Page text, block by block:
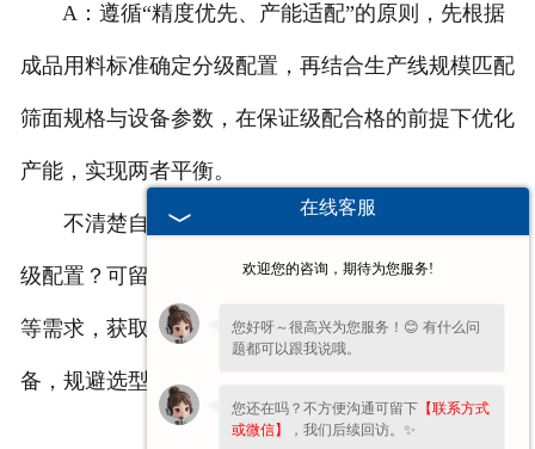
A：遵循“精度优先、产能适配”的原则，先根据
成品用料标准确定分级配置，再结合生产线规模匹配
筛面规格与设备参数，在保证级配合格的前提下优化
产能，实现两者平衡。
不清楚自身工况如何匹配砂石振动筛的产能与分
级配置？可留言告知物料类型、小时产量、成品规格
等需求，获取选型方案与工况适配指导，精准匹配设
备，规避选型误区，稳定生产线运行效益。
在线客服
欢迎您的咨询，期待为您服务!
您好呀～很高兴为您服务！😊 有什么问
题都可以跟我说哦。
您还在吗？不方便沟通可留下 【联系方式
或微信】
，我们后续回访。✨